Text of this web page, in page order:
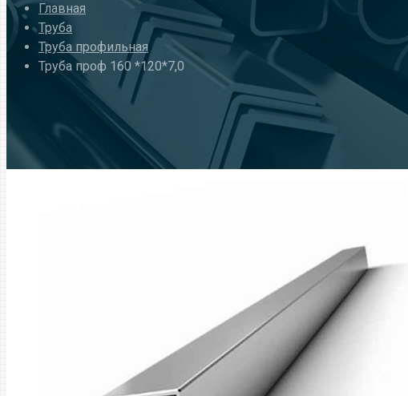
Главная
Труба
Труба профильная
Труба проф 160 *120*7,0